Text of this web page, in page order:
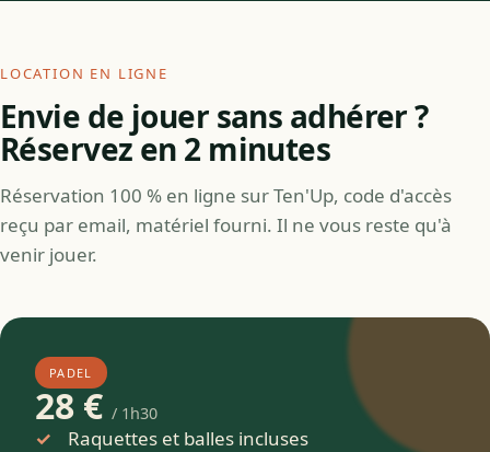
LOCATION EN LIGNE
Envie de jouer sans adhérer ?
Réservez en 2 minutes
Réservation 100 % en ligne sur Ten'Up, code d'accès
reçu par email, matériel fourni. Il ne vous reste qu'à
venir jouer.
PADEL
28 € / 1h30
Raquettes et balles incluses